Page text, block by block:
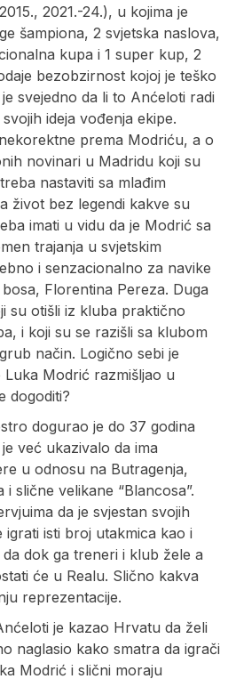
2021.-24.), u kojima je
šampiona, 2 svjetska naslova,
kupa i 1 super kup, 2
bezobzirnost kojoj je teško
svejedno da li to Anćeloti radi
ideja vođenja ekipe.
prema Modriću, a o
novinari u Madridu koji su
nastaviti sa mlađim
život bez legendi kakve su
imati u vidu da je Modrić sa
trajanja u svjetskim
i senzacionalno za navike
Florentina Pereza. Duga
su otišli iz kluba praktično
i koji su se razišli sa klubom
način. Logično sebi je
Luka Modrić razmišljao u
dogoditi?
dogurao je do 37 godina
već ukazivalo da ima
u odnosu na Butragenja,
i slične velikane “Blancosa”.
da je svjestan svojih
igrati isti broj utakmica kao i
dok ga treneri i klub žele a
će u Realu. Slično kakva
reprezentacije.
je kazao Hrvatu da želi
naglasio kako smatra da igrači
Modrić i slični moraju